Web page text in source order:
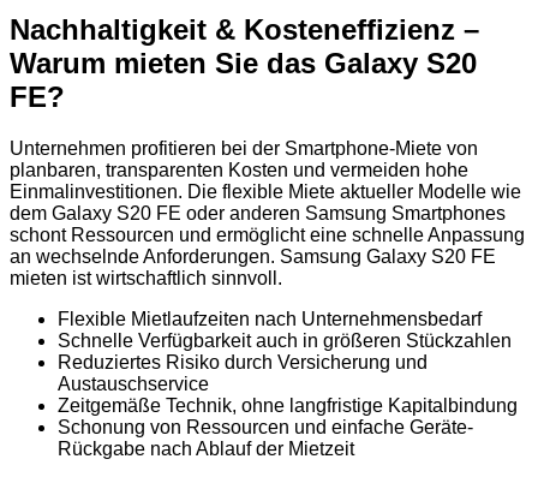
Nachhaltigkeit & Kosteneffizienz –
Warum mieten Sie das Galaxy S20
FE?
Unternehmen profitieren bei der Smartphone-Miete von
planbaren, transparenten Kosten und vermeiden hohe
Einmalinvestitionen. Die flexible Miete aktueller Modelle wie
dem Galaxy S20 FE oder anderen Samsung Smartphones
schont Ressourcen und ermöglicht eine schnelle Anpassung
an wechselnde Anforderungen. Samsung Galaxy S20 FE
mieten ist wirtschaftlich sinnvoll.
Flexible Mietlaufzeiten nach Unternehmensbedarf
Schnelle Verfügbarkeit auch in größeren Stückzahlen
Reduziertes Risiko durch Versicherung und
Austauschservice
Zeitgemäße Technik, ohne langfristige Kapitalbindung
Schonung von Ressourcen und einfache Geräte-
Rückgabe nach Ablauf der Mietzeit